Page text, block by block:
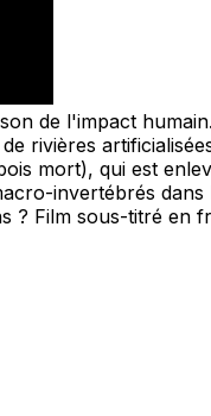
de l'impact
rivières
mort), qui est
invertébrés
? Film sous-titré en